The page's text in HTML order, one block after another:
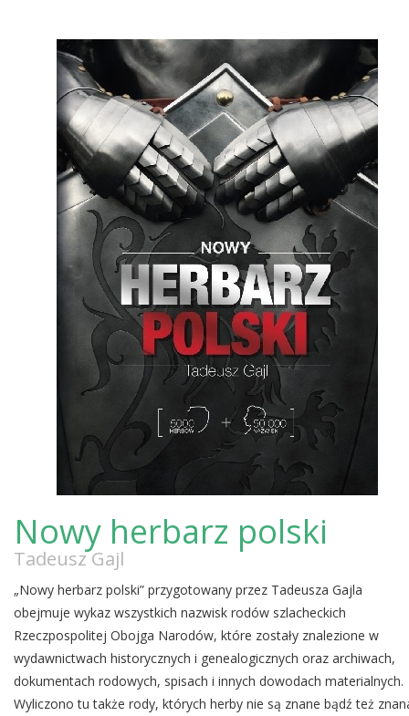
Nowy herbarz polski
Tadeusz Gajl
„Nowy herbarz polski” przygotowany przez Tadeusza Gajla
obejmuje wykaz wszystkich nazwisk rodów szlacheckich
Rzeczpospolitej Obojga Narodów, które zostały znalezione w
wydawnictwach historycznych i genealogicznych oraz archiwach,
dokumentach rodowych, spisach i innych dowodach materialnych.
Wyliczono tu także rody, których herby nie są znane bądź też